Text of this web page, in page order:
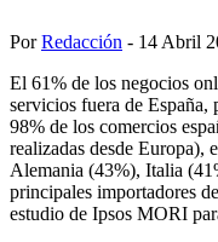
PorRedacción - 14 Abril
El 61% de los negocios
servicios fuera de España,
98% de los comercios
realizadas desde Europa),
Alemania (43%), Italia
principales importadores
estudio de Ipsos MORI